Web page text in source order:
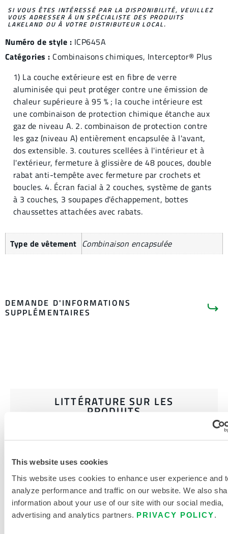
This website uses cookies
This website uses cookies to enhance user experience and
analyze performance and traffic on our website. We also
information about your use of our site with our social media,
advertising and analytics partners. PRIVACY POLICY
SI VOUS ÊTES INTÉRESSÉ PAR LA DISPONIBILITÉ, VEUILLEZ
VOUS ADRESSER À UN SPÉCIALISTE DES PRODUITS
LAKELAND OU À VOTRE DISTRIBUTEUR LOCAL.
Numéro de style : ICP645A
Catégories : Combinaisons chimiques, Interceptor® Plus
1) La couche extérieure est en fibre de verre
aluminisée qui peut protéger contre une émission de
chaleur supérieure à 95 % ; la couche intérieure est
une combinaison de protection chimique étanche aux
gaz de niveau A. 2. combinaison de protection contre
les gaz (niveau A) entièrement encapsulée à l'avant,
dos extensible. 3. coutures scellées à l'intérieur et à
l'extérieur, fermeture à glissière de 48 pouces, double
rabat anti-tempête avec fermeture par crochets et
boucles. 4. Écran facial à 2 couches, système de gants
à 3 couches, 3 soupapes d'échappement, bottes
chaussettes attachées avec rabats.
Type de vêtement Combinaison encapsulée
DEMANDE D'INFORMATIONS
SUPPLÉMENTAIRES
LITTÉRATURE SUR LES
PRODUITS
DOCUMENTS CONNEXES